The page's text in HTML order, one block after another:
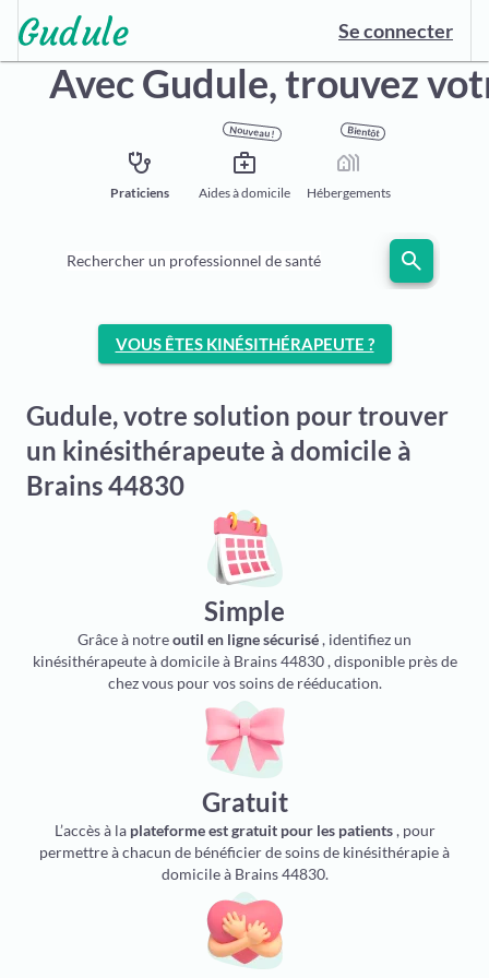
Se connecter
Avec Gudule,trouvez
stethoscope
Praticiens
Nouveau !
medical_services
Aides à domicile
Bientôt
holiday_village
Hébergements
Rechercher un professionnel de santé search
VOUS ÊTES KINÉSITHÉRAPEUTE ?
Gudule, votre solution pour trouver
un kinésithérapeute à domicile à
Brains 44830
Simple
Grâce à notreoutil en ligne sécurisé, identifiez un
kinésithérapeute à domicile à Brains 44830 , disponible près de
chez vous pour vos soins de rééducation.
Gratuit
L’accès à la plateforme est gratuit pour les patients, pour
permettre à chacun de bénéficier de soins de kinésithérapie à
domicile à Brains 44830.